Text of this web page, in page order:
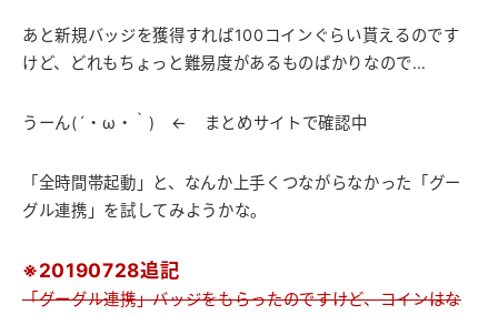
あと新規バッジを獲得すれば100コインぐらい貰えるのです
けど、どれもちょっと難易度があるものばかりなので…
うーん(´・ω・｀) ← まとめサイトで確認中
「全時間帯起動」と、なんか上手くつながらなかった「グー
グル連携」を試してみようかな。
※20190728追記
「グーグル連携」バッジをもらったのですけど、コインはな